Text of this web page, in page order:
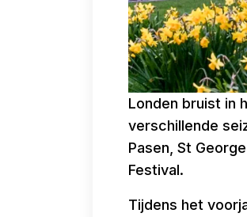
Londen bruist in
verschillende
Pasen, St
Festival.
Tijdens het